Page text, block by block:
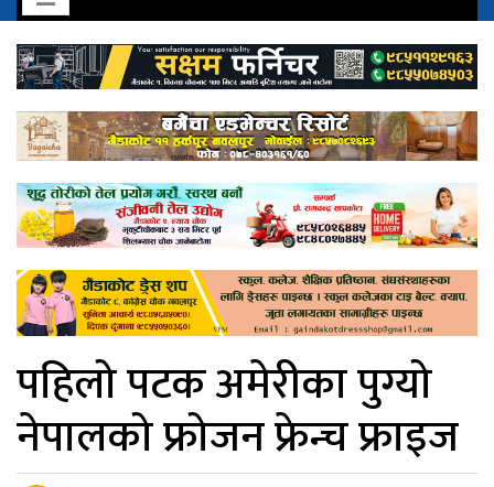
पहिलो पटक अमेरीका पुग्यो
नेपालको फ्रोजन फ्रेन्च फ्राइज